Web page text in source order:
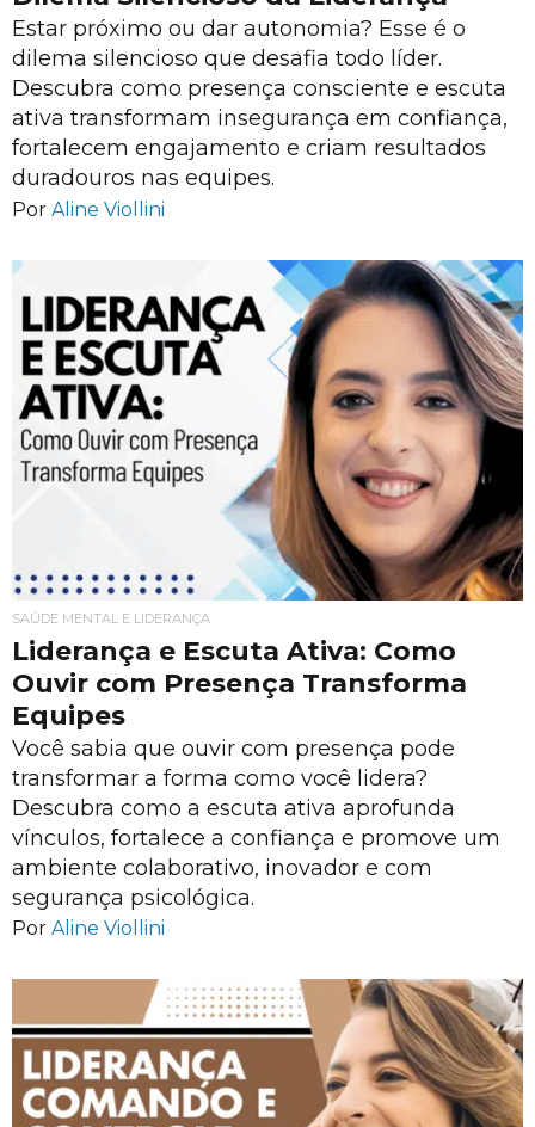
Estar próximo ou dar autonomia? Esse é o
dilema silencioso que desafia todo líder.
Descubra como presença consciente e escuta
ativa transformam insegurança em confiança,
fortalecem engajamento e criam resultados
duradouros nas equipes.
Por Aline Viollini
SAÚDE MENTAL E LIDERANÇA
Liderança e Escuta Ativa: Como
Ouvir com Presença Transforma
Equipes
Você sabia que ouvir com presença pode
transformar a forma como você lidera?
Descubra como a escuta ativa aprofunda
vínculos, fortalece a confiança e promove um
ambiente colaborativo, inovador e com
segurança psicológica.
Por Aline Viollini